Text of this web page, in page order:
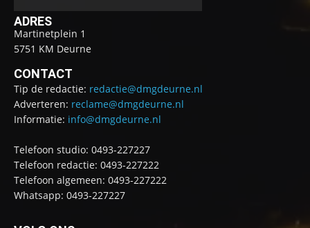
ADRES
Martinetplein 1
5751 KM Deurne
CONTACT
Tip de redactie: redactie@dmgdeurne.nl
Adverteren: reclame@dmgdeurne.nl
Informatie: info@dmgdeurne.nl
Telefoon studio: 0493-227227
Telefoon redactie: 0493-227222
Telefoon algemeen: 0493-227222
Whatsapp: 0493-227227